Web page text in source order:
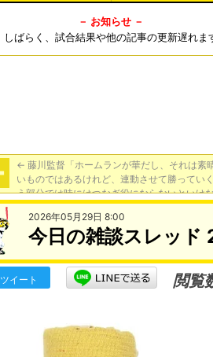
－ お知らせ －
しばらく、試合結果や他の記事の更新遅れま
← 藤川監督「ホームランが華だし、それは素
いものではあるけれど、連動させて勝ってい
う部分では時にはつなぎ役にならないといけ
し、自己犠牲も必要になる」
2026年05月29日 8:00
今日の雑談スレッ
ツイート 閲覧